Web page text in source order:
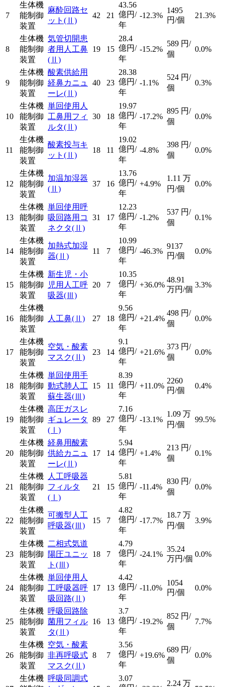
7
生体機
能制御
装置
麻酔回路セ
ット (Ⅱ)
42 21
43.56
億円/
年
-12.3%
1495
円/個
21.3%
8
生体機
能制御
装置
気管切開患
者用人工鼻
(Ⅱ)
19 15
28.4
億円/
年
-15.2%
589 円/
個
0.0%
9
生体機
能制御
装置
酸素供給用
経鼻カニュ
ーレ(Ⅱ)
40 23
28.38
億円/
年
-1.1%
524 円/
個
0.3%
10
生体機
能制御
装置
単回使用人
工鼻用フィ
ルタ(Ⅱ)
30 18
19.97
億円/
年
-17.2%
895 円/
個
0.0%
11
生体機
能制御
装置
酸素投与キ
ット (Ⅱ)
18 11
19.02
億円/
年
-4.8%
398 円/
個
0.0%
12
生体機
能制御
装置
加温加湿器
(Ⅱ)
37 16
13.76
億円/
年
+4.9%
1.11 万
円/個
0.0%
13
生体機
能制御
装置
単回使用呼
吸回路用コ
ネクタ(Ⅱ)
31 17
12.23
億円/
年
-1.2%
537 円/
個
0.1%
14
生体機
能制御
装置
加熱式加湿
器(Ⅱ)
11 7
10.99
億円/
年
-46.3%
9137
円/個
0.0%
15
生体機
能制御
装置
新生児・小
児用人工呼
吸器(Ⅲ)
20 7
10.35
億円/
年
+36.0%
48.91
万円/個
3.3%
16
生体機
能制御
装置
人工鼻(Ⅱ) 27 18
9.56
億円/
年
+21.4%
498 円/
個
0.0%
17
生体機
能制御
装置
空気・酸素
マスク(Ⅱ)
23 14
9.1
億円/
年
+21.6%
373 円/
個
0.0%
18
生体機
能制御
装置
単回使用手
動式肺人工
蘇生器(Ⅲ)
15 11
8.39
億円/
年
+11.0%
2260
円/個
0.4%
19
生体機
能制御
装置
高圧ガスレ
ギュレータ
(Ⅰ)
89 27
7.16
億円/
年
-13.1%
1.09 万
円/個
99.5%
20
生体機
能制御
装置
経鼻用酸素
供給カニュ
ーレ(Ⅱ)
17 14
5.94
億円/
年
+1.4%
213 円/
個
0.1%
21
生体機
能制御
装置
人工呼吸器
フィルタ
(Ⅰ)
21 15
5.81
億円/
年
-11.4%
830 円/
個
0.0%
22
生体機
能制御
装置
可搬型人工
呼吸器(Ⅲ)
15 7
4.82
億円/
年
-17.7%
18.7 万
円/個
3.9%
23
生体機
能制御
装置
二相式気道
陽圧ユニッ
ト (Ⅲ)
18 7
4.79
億円/
年
-24.1%
35.24
万円/個
0.0%
24
生体機
能制御
装置
単回使用人
工呼吸器呼
吸回路(Ⅱ)
17 13
4.42
億円/
年
-11.0%
1054
円/個
0.0%
25
生体機
能制御
装置
呼吸回路除
菌用フィル
タ(Ⅱ)
16 13
3.7
億円/
年
-19.2%
852 円/
個
7.7%
26
生体機
能制御
装置
空気・酸素
非再呼吸式
マスク(Ⅱ)
8 7
3.56
億円/
年
+19.6%
689 円/
個
0.0%
生体機 呼吸同調式
3.07
2.24 万